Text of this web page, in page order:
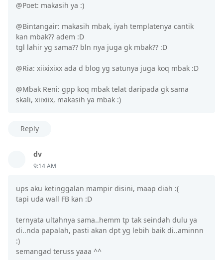
@Poet: makasih ya :)
@Bintangair: makasih mbak, iyah templatenya cantik
kan mbak?? adem :D
tgl lahir yg sama?? bln nya juga gk mbak?? :D
@Ria: xiixixixx ada d blog yg satunya juga koq mbak :D
@Mbak Reni: gpp koq mbak telat daripada gk sama
skali, xiixiix, makasih ya mbak :)
Reply
dv
9:14 AM
ups aku ketinggalan mampir disini, maap diah :(
tapi uda wall FB kan :D
ternyata ultahnya sama..hemm tp tak seindah dulu ya
di..nda papalah, pasti akan dpt yg lebih baik di..aminnn
:)
semangad teruss yaaa ^^